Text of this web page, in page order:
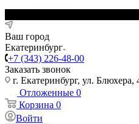
Ваш город
Екатеринбург
+7 (343) 226-48-00
Заказать звонок
г. Екатеринбург, ул. Блюхера,
Отложенные 0
Корзина 0
Войти